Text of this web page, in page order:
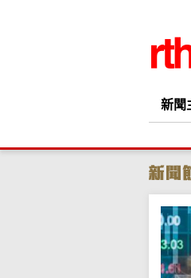
新聞